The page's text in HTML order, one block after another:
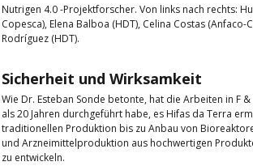
Nutrigen 4.0 -Projektforscher. Von links nach rechts:
Copesca), Elena Balboa (HDT), Celina Costas
Rodríguez (HDT).
Sicherheit und Wirksamkeit
Wie Dr. Esteban Sonde betonte, hat die Arbeiten in F
als 20 Jahren durchgeführt habe, es Hifas da Terra
traditionellen Produktion bis zu Anbau von
und Arzneimittelproduktion aus hochwertigen
zu entwickeln.